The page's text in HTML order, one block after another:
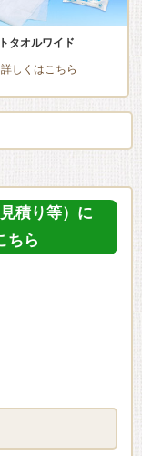
タオルワイド
詳しくはこちら
積り等）に
ちら